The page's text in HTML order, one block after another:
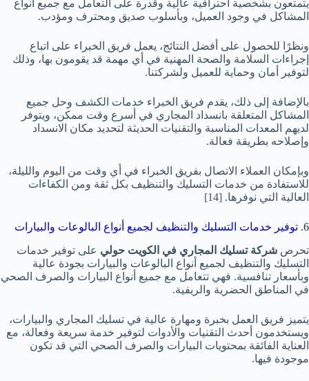
يتمتعون بشخصية احترافية عالية وقدرة على التعامل مع جميع أنواع
المشاكل في وجود العميل، وبأسلوب صديق ومحترف ومؤدب.
ونظرًا للحصول على أفضل النتائج، يعمل فريق الخبراء على اتباع
إجراءات السلامة والصحة المهنية في أي مهمة قد يقومون بها، وذلك
لتوفير أمان وحماية للعميل ولشركتنا.
بالإضافة إلى ذلك، يقدم فريق الخبراء خدمات الكشف وحل جميع
المشاكل المتعلقة بانسداد المجاري في أسرع وقت ممكن، ويتوفر
لديهم المعدات المناسبة والتقنيات الحديثة لتحديد مكان الانسداد
وإصلاحه بطريقة فعالة.
وبإمكان العملاء الاتصال بفريق الخبراء في أي وقت من اليوم والليلة،
للاستفادة من خدمات التسليك والتنظيف بكل ثقة ومن الكفاءات
العالية التي نوفرها. [14]
6. توفير خدمات التسليك والتنظيف لجميع أنواع البالوعات والبيارات
تحرص شركة تسليك المجاري في الكويت حولي على توفير خدمات
التسليك والتنظيف لجميع أنواع البالوعات والبيارات بجودة عالية
وبأسعار تنافسية. فهي تتعامل مع جميع أنواع البيارات والصرف الصحي
في المناطق الحضرية والريفية.
يتميز فريق العمل بخبرة ومهارة عالية في تسليك المجاري والبيارات،
ويستخدمون أحدث التقنيات والأدوات لتوفير خدمة سريعة وفعالة، مع
العناية الفائقة بمحتويات البيارات والصرف الصحي التي قد تكون
موجودة فيها.